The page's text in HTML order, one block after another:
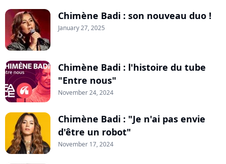
Chimène Badi : son nouveau duo !
January 27, 2025
Chimène Badi : l'histoire du tube
"Entre nous"
November 24, 2024
Chimène Badi : "Je n'ai pas envie
d'être un robot"
November 17, 2024